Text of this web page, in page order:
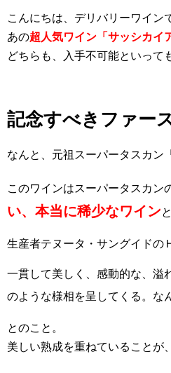
こんにちは、デリバリーワイン
あの超人気ワイン「サッシカイ
どちらも、入手不可能といって
記念すべきファー
なんと、元祖スーパータスカン
このワインはスーパータスカン
い、本当に稀少なワイン
生産者テヌータ・サングイドの
一貫して美しく、感動的な、溢
のような様相を呈してくる。な
とのこと。
美しい熟成を重ねていることが